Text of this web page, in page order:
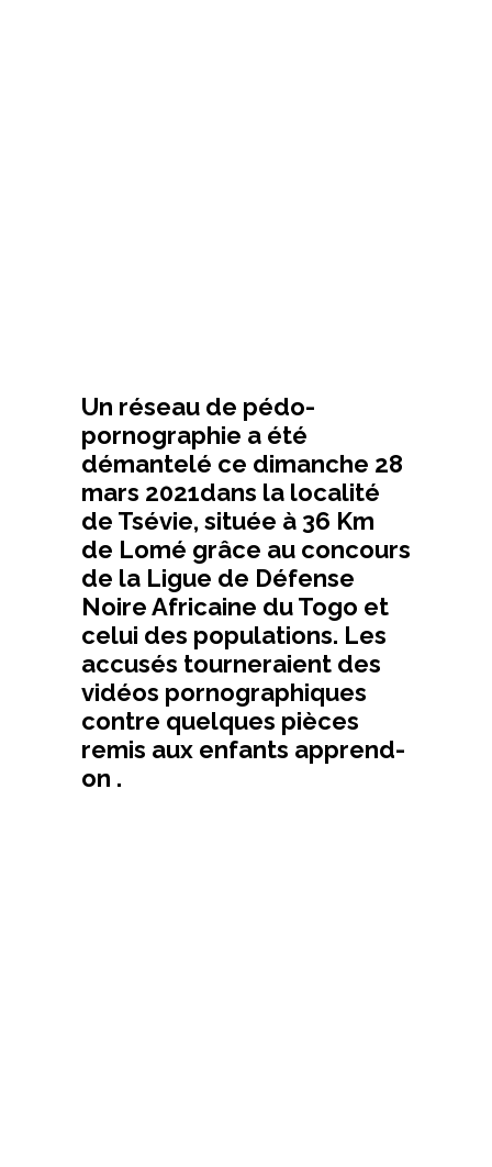
Un réseau de pédo-
pornographie a été
démantelé ce dimanche 28
mars 2021dans la localité
de Tsévie, située à 36 Km
de Lomé grâce au concours
de la Ligue de Défense
Noire Africaine du Togo et
celui des populations. Les
accusés tourneraient des
vidéos pornographiques
contre quelques pièces
remis aux enfants apprend-
on .